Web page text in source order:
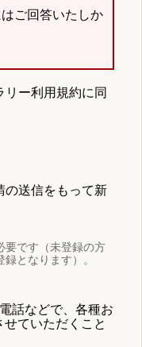
ご回答いたしか
ー利用規約に同
の送信をもって新
要です（未登録の方
となります）。
話などで、各種お
ていただくこと